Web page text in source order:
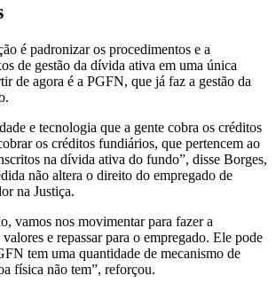
é padronizar os procedimentos e a
de gestão da dívida ativa em uma única
de agora é a PGFN, que já faz a gestão da
e tecnologia que a gente cobra os créditos
os créditos fundiários, que pertencem ao
na dívida ativa do fundo”, disse Borges,
não altera o direito do empregado de
na Justiça.
vamos nos movimentar para fazer a
e repassar para o empregado. Ele pode
tem uma quantidade de mecanismo de
física não tem”, reforçou.